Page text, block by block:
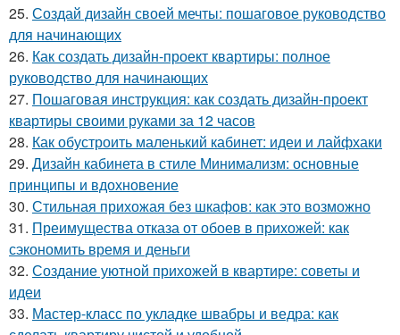
25. Создай дизайн своей мечты: пошаговое руководство
для начинающих
26. Как создать дизайн-проект квартиры: полное
руководство для начинающих
27. Пошаговая инструкция: как создать дизайн-проект
квартиры своими руками за 12 часов
28. Как обустроить маленький кабинет: идеи и лайфхаки
29. Дизайн кабинета в стиле Минимализм: основные
принципы и вдохновение
30. Стильная прихожая без шкафов: как это возможно
31. Преимущества отказа от обоев в прихожей: как
сэкономить время и деньги
32. Создание уютной прихожей в квартире: советы и
идеи
33. Мастер-класс по укладке швабры и ведра: как